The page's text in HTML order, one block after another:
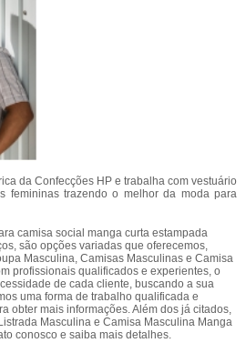
da Confecções HP e trabalha com vestuário
femininas trazendo o melhor da moda para
camisa social manga curta estampada
são opções variadas que oferecemos,
Masculina, Camisas Masculinas e Camisa
profissionais qualificados e experientes, o
de cada cliente, buscando a sua
uma forma de trabalho qualificada e
obter mais informações. Além dos já citados,
Masculina e Camisa Masculina Manga
conosco e saiba mais detalhes.